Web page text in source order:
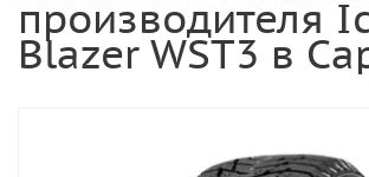
производителя
Blazer WST3 в